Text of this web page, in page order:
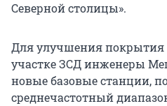
Северной столицы».
Для улучшения покрытия
участке ЗСД инженеры
новые базовые станции,
среднечастотный